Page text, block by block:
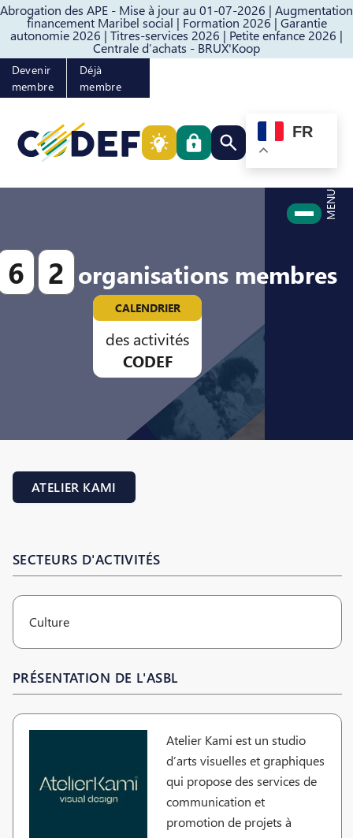
Abrogation des APE - Mise à jour au 01-07-2026 | Augmentation
financement Maribel social | Formation 2026 | Garantie
autonomie 2026 | Titres-services 2026 | Petite enfance 2026 |
Centrale d’achats - BRUX'Koop
Passer au contenuPasser au pied de page
Devenir
membre
Déjà
membre
Rechercher quelque
FR
MENU
6 2 organisations membres
CALENDRIER
des activités
CODEF
ATELIER KAMI
SECTEURS D'ACTIVITÉS
Culture
PRÉSENTATION DE L'ASBL
Atelier Kami est un studio
d’arts visuelles et graphiques
qui propose des services de
communication et
promotion de projets à